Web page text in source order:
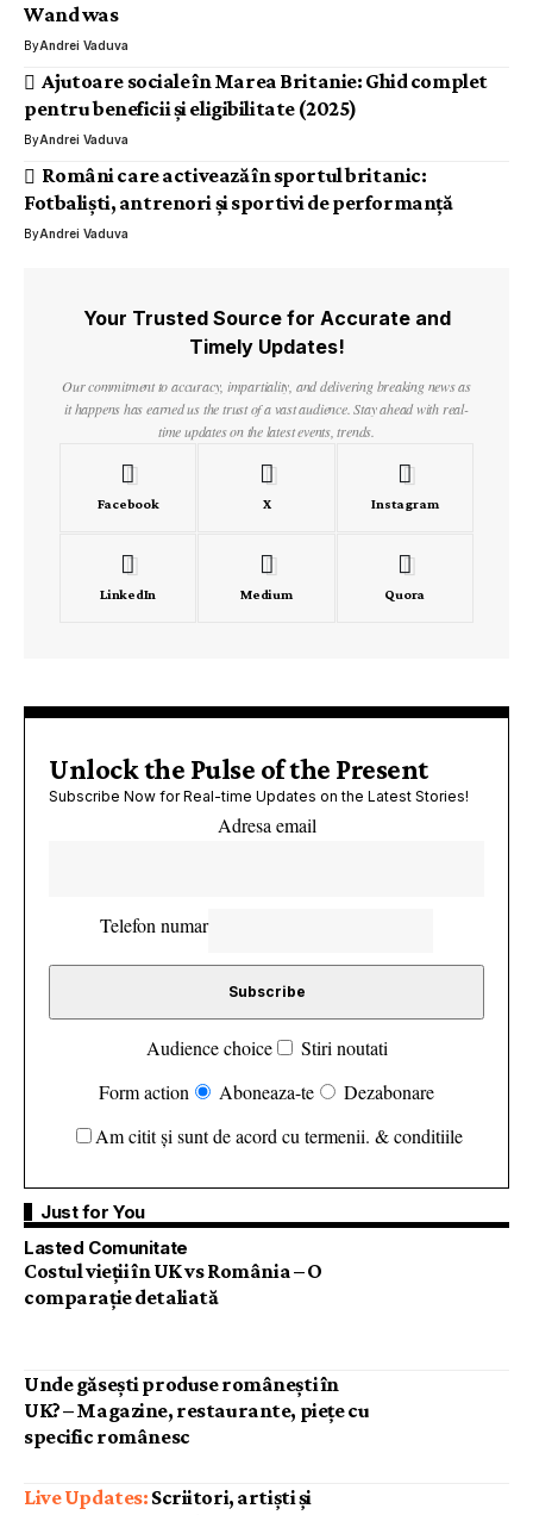
Wand was
ByAndrei Vaduva
Ajutoare sociale în Marea Britanie: Ghid complet
pentru beneficii și eligibilitate (2025)
ByAndrei Vaduva
Români care activează în sportul britanic:
Fotbaliști, antrenori și sportivi de performanță
ByAndrei Vaduva
Your Trusted Source for Accurate and
Timely Updates!
Our commitment to accuracy, impartiality, and delivering breaking news as
it happens has earned us the trust of a vast audience. Stay ahead with real-
time updates on the latest events, trends.
Facebook X Instagram
LinkedIn Medium Quora
Unlock the Pulse of the Present
Subscribe Now for Real-time Updates on the Latest Stories!
Adresa email
Telefon numar
Audience choice
Stiri noutati
Form action
Aboneaza-te
Dezabonare
Am citit și sunt de acord cu termenii. & conditiile
Just for You
Lasted Comunitate
Costul vieții în UK vs România – O
comparație detaliată
Unde găsești produse românești în
UK? – Magazine, restaurante, piețe cu
specific românesc
Scriitori, artiști și